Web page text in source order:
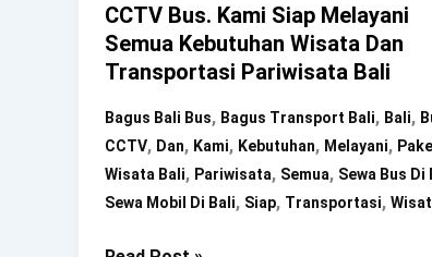
CCTV Bus. Kami Siap Melayani
Semua Kebutuhan Wisata Dan
Transportasi Pariwisata Bali
Bagus Bali Bus, Bagus Transport Bali, Bali,
CCTV, Dan, Kami, Kebutuhan, Melayani,
Wisata Bali, Pariwisata, Semua, Sewa Bus Di
Sewa Mobil Di Bali, Siap, Transportasi,